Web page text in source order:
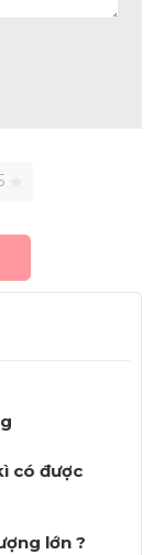
có được
lớn ?